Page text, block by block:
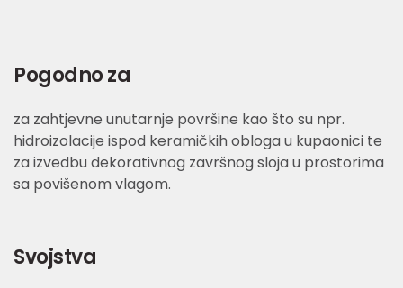
Pogodno za
za zahtjevne unutarnje površine kao što su npr.
hidroizolacije ispod keramičkih obloga u kupaonici te
za izvedbu dekorativnog završnog sloja u prostorima
sa povišenom vlagom.
Svojstva